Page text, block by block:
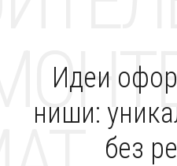
Идеи
ниши:
без